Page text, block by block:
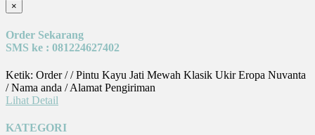
×
Order Sekarang
SMS ke : 081224627402
Ketik: Order / / Pintu Kayu Jati Mewah Klasik Ukir Eropa Nuvanta
/ Nama anda / Alamat Pengiriman
Lihat Detail
KATEGORI